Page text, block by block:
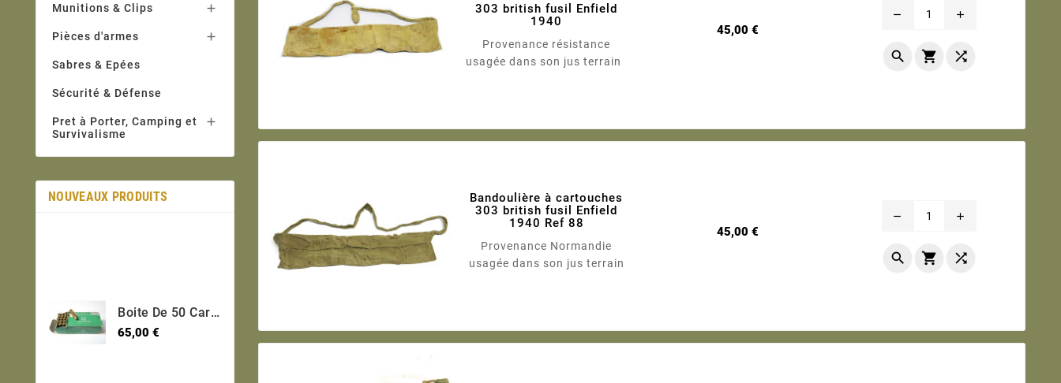
Munitions & Clips 
Pièces d'armes 
Sabres & Epées
Sécurité & Défense
Pret à Porter, Camping et
Survivalisme

NOUVEAUX PRODUITS
Boite De 50 Cartouches 30 USM1 Short Categorie C
65,00 €
303 british fusil Enfield
1940
Provenance résistance
45,00 €Prix
remove add
  
Bandoulière à cartouches
303 british fusil Enfield
1940 Ref 88
Provenance Normandie
usagée dans son jus terrain
45,00 €Prix
remove add
  